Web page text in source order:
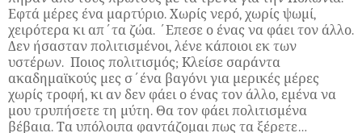
Εφτά μέρες ένα μαρτύριο. Χωρίς νερό, χωρίς ψωμί,
χειρότερα κι απ΄τα ζώα. ΄Επεσε ο ένας να φάει τον άλλο.
Δεν ήσασταν πολιτισμένοι, λένε κάποιοι εκ των
υστέρων. Ποιος πολιτισμός; Κλείσε σαράντα
ακαδημαϊκούς μες σ΄ένα βαγόνι για μερικές μέρες
χωρίς τροφή, κι αν δεν φάει ο ένας τον άλλο, εμένα να
μου τρυπήσετε τη μύτη. Θα τον φάει πολιτισμένα
βέβαια. Τα υπόλοιπα φαντάζομαι πως τα ξέρετε…